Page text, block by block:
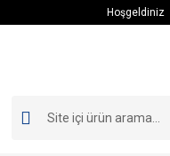
Hoşgeldiniz